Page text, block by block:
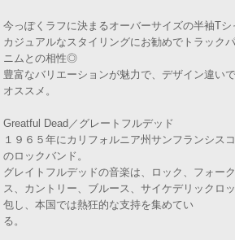
今っぽくラフに決まるオーバーサイズの半袖Tシ
カジュアルなスタイリングにお勧めでトラック
ニムとの相性◎
豊富なバリエーションが魅力で、デザイン違い
オススメ。
Greatful Dead／グレートフルデッド
１９６５年にカリフォルニア州サンフランシス
のロックバンド。
グレイトフルデッドの音楽は、ロック、フォー
ス、カントリー、ブルース、サイケデリックロ
包し、本国では熱狂的な支持を集めてい